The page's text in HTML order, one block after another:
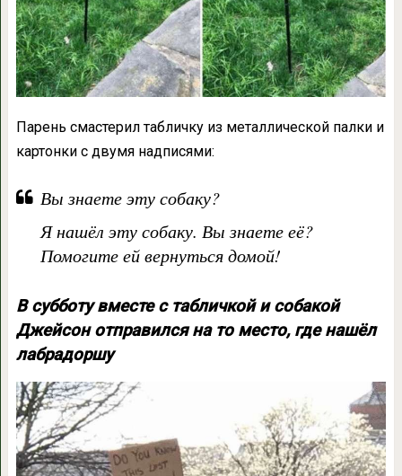
Парень смастерил табличку из металлической палки и
картонки с двумя надписями:
Вы знаете эту собаку?
Я нашёл эту собаку. Вы знаете её?
Помогите ей вернуться домой!
В субботу вместе с табличкой и собакой
Джейсон отправился на то место, где нашёл
лабрадоршу